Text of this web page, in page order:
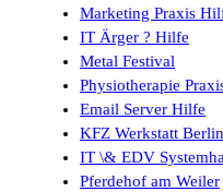
Marketing Praxis
IT Ärger ? Hilfe
Metal Festival
Physiotherapie
Email Server Hilfe
KFZ Werkstatt
IT \& EDV
Pferdehof am Weiler